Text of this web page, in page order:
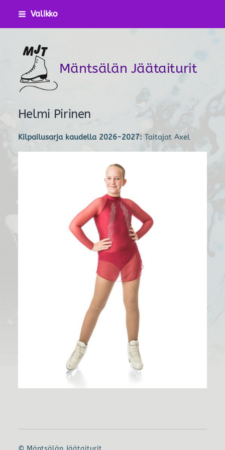
Siirry
Valikko
Mäntsälän Jäätaiturit
Helmi Pirinen
Kilpailusarja kaudella 2026-2027: Taitajat Axel